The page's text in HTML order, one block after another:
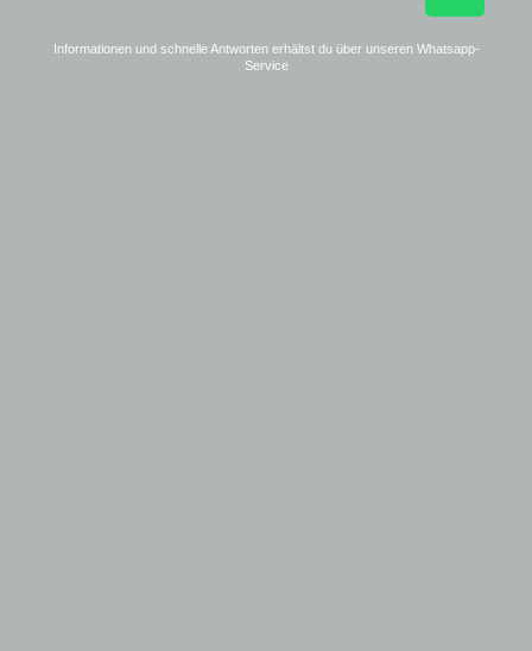
Informationen und schnelle Antworten erhältst du über unseren Whatsapp-
Service